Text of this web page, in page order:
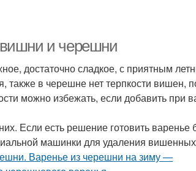
и черешни
достаточно сладкое, с приятным
также в черешне нет терпкости вишен,
можно избежать, если добавить при
Если есть решение готовить варенье
машинки для удаления вишенных